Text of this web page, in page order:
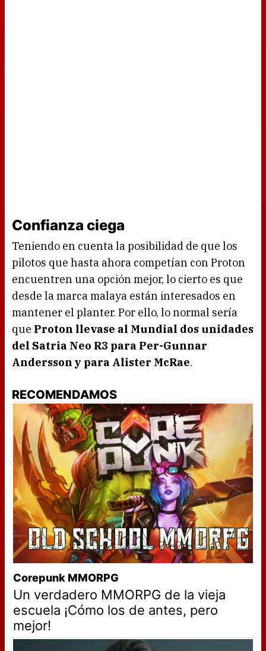
Confianza ciega
Teniendo en cuenta la posibilidad de que los
pilotos que hasta ahora competían con Proton
encuentren una opción mejor, lo cierto es que
desde la marca malaya están interesados en
mantener el planter. Por ello, lo normal sería
que Proton llevase al Mundial dos unidades
del Satria Neo R3 para Per-Gunnar
Andersson y para Alister McRae.
RECOMENDAMOS
Corepunk MMORPG
Un verdadero MMORPG de la vieja
escuela ¡Cómo los de antes, pero
mejor!